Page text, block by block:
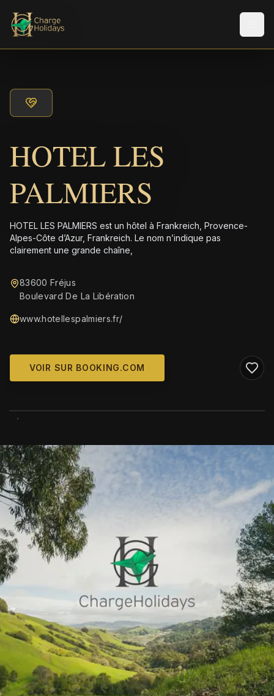
HOTEL LES
PALMIERS
HOTEL LES PALMIERS est un hôtel à Frankreich, Provence-
Alpes-Côte d’Azur, Frankreich. Le nom n’indique pas
clairement une grande chaîne,
83600 Fréjus
Boulevard De La Libération
www.hotellespalmiers.fr/
VOIR SUR BOOKING.COM